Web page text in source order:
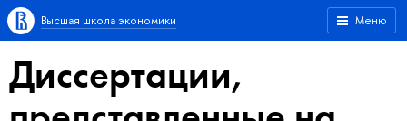
Меню
Высшая школа экономики
Диссертации,